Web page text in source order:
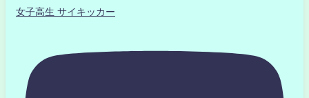
女子高生 サイキッカー